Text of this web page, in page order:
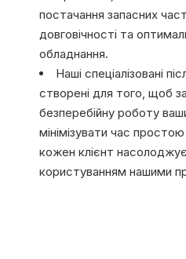
постачання запасних
довговічності та
обладнання.
Наші спеціалізовані
створені для того, щоб
безперебійну роботу
мінімізувати час
кожен клієнт
користуванням нашими